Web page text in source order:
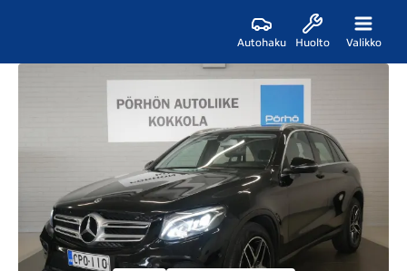
Autohaku Huolto Valikko